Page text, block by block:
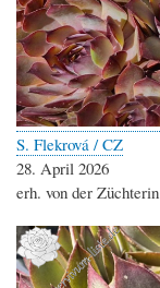
S. Flekrová / CZ
28. April 2026
erh. von der Züchterin